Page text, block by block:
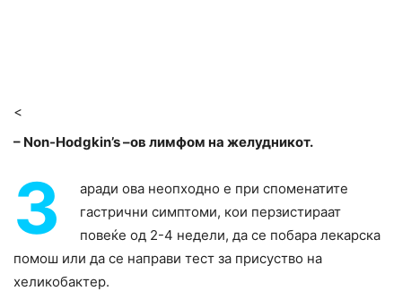
<
– Non-Hodgkin’s –ов лимфом на желудникот.
З
аради ова неопходно е при споменатите
гастрични симптоми, кои перзистираат
повеќе од 2-4 недели, да се побара лекарска
помош или да се направи тест за присуство на
хеликобактер.